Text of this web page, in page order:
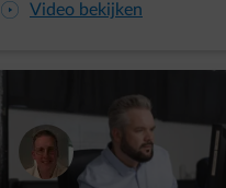
arrow-play-fwd Video bekijken